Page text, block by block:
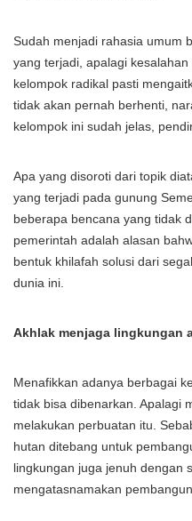
Sudah menjadi rahasia umum
yang terjadi, apalagi
kelompok radikal pasti
tidak akan pernah berhenti,
kelompok ini sudah jelas,
Apa yang disoroti dari topik
yang terjadi pada gunung
beberapa bencana yang tidak
pemerintah adalah alasan
bentuk khilafah solusi dari
dunia ini.
Akhlak menjaga lingkungan
Menafikkan adanya berbagai
tidak bisa dibenarkan. Apalagi
melakukan perbuatan itu.
hutan ditebang untuk
lingkungan juga jenuh dengan
mengatasnamakan